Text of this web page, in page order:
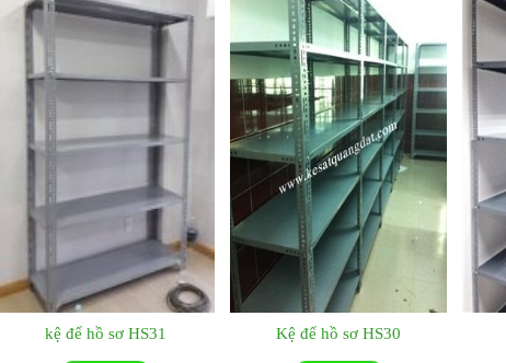
kệ để hồ sơ HS31 Kệ để hồ sơ HS30